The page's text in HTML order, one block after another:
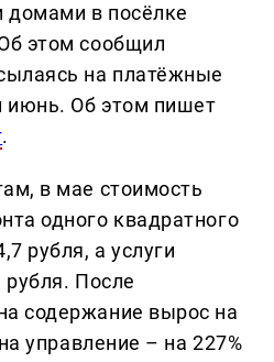
домами в посёлке
этом сообщил
на платёжные
июнь. Об этом пишет
.
в мае стоимость
одного квадратного
рубля, а услуги
рубля. После
содержание вырос на
управление – на 227%